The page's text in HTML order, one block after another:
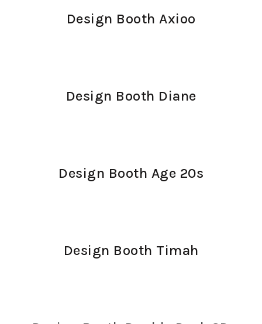
Design Booth Axioo
Design Booth Diane
Design Booth Age 20s
Design Booth Timah